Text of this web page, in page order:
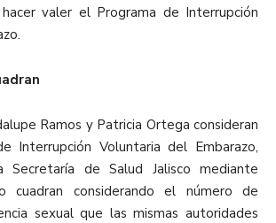
valer el Programa de Interrupción
Ramos y Patricia Ortega consideran
Interrupción Voluntaria del Embarazo,
de Salud Jalisco mediante
cuadran considerando el número de
sexual que las mismas autoridades